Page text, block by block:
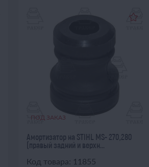
ПОД ЗАКАЗ
Амортизатор на STIHL MS- 270,280
(правый задний и верхн...
Код товара: 11855